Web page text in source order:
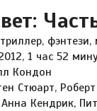
1 час 52
Кондон
Стюарт,
Анна Кендрик,